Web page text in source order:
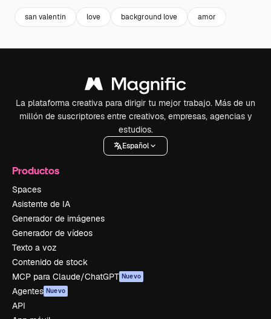
san valentin love background love amor
La plataforma creativa para dirigir tu mejor trabajo. Más de un
millón de suscriptores entre creativos, empresas, agencias y
estudios.
Español
Productos
Spaces
Asistente de IA
Generador de imágenes
Generador de vídeos
Texto a voz
Contenido de stock
MCP para Claude/ChatGPT Nuevo
Agentes Nuevo
API